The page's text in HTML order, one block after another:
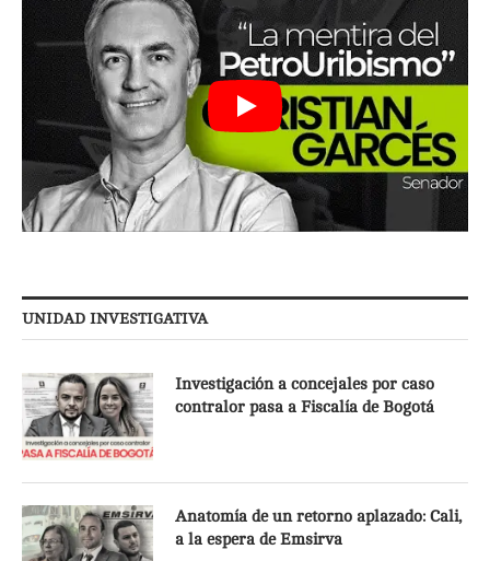
UNIDAD INVESTIGATIVA
Investigación a concejales por caso
contralor pasa a Fiscalía de Bogotá
Anatomía de un retorno aplazado: Cali,
a la espera de Emsirva